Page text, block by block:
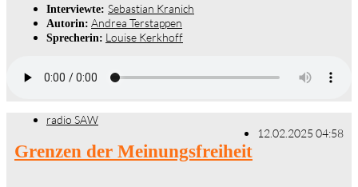
Interviewte: Sebastian Kranich
Autorin: Andrea Terstappen
Sprecherin: Louise Kerkhoff
radio SAW
12.02.2025 04:58
Grenzen der Meinungsfreiheit